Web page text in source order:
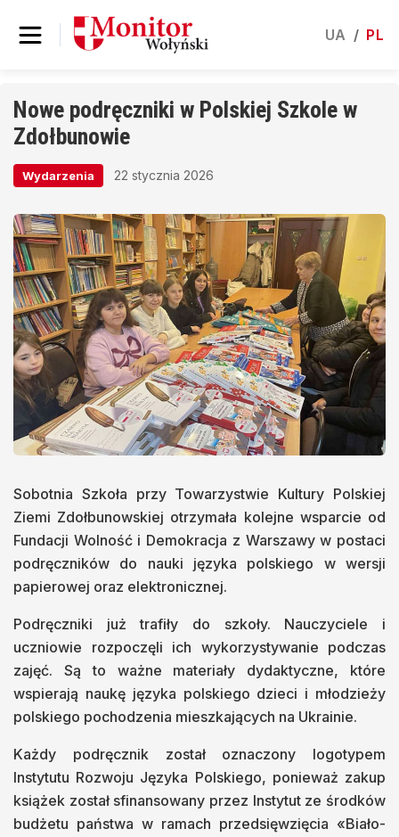
UA / PL
Nowe podręczniki w Polskiej Szkole w
Zdołbunowie
Wydarzenia 22 stycznia 2026
Sobotnia Szkoła przy Towarzystwie Kultury Polskiej
Ziemi Zdołbunowskiej otrzymała kolejne wsparcie od
Fundacji Wolność i Demokracja z Warszawy w postaci
podręczników do nauki języka polskiego w wersji
papierowej oraz elektronicznej.
Podręczniki już trafiły do szkoły. Nauczyciele i
uczniowie rozpoczęli ich wykorzystywanie podczas
zajęć. Są to ważne materiały dydaktyczne, które
wspierają naukę języka polskiego dzieci i młodzieży
polskiego pochodzenia mieszkających na Ukrainie.
Każdy podręcznik został oznaczony logotypem
Instytutu Rozwoju Języka Polskiego, ponieważ zakup
książek został sfinansowany przez Instytut ze środków
budżetu państwa w ramach przedsięwzięcia «Biało-